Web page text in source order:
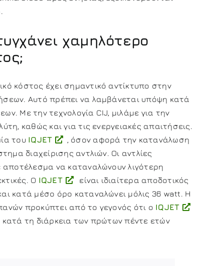
χαμηλότερο
κόστος έχει σημαντικό αντίκτυπο στην
Αυτό πρέπει να λαμβάνεται υπόψη κατά
Με την τεχνολογία CIJ, μιλάμε για την
καθώς και για τις ενεργειακές απαιτήσεις.
του IQJET
, όσον αφορά την κατανάλωση
διαχείρισης αντλιών. Οι αντλίες
αποτέλεσμα να καταναλώνουν λιγότερη
Ο IQJET
είναι ιδιαίτερα αποδοτικός
κατά μέσο όρο καταναλώνει μόλις 36 watt. Η
προκύπτει από το γεγονός ότι ο IQJET
τη διάρκεια των πρώτων πέντε ετών